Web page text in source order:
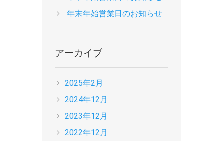
年末年始営業日のお知らせ
アーカイブ
2025年2月
2024年12月
2023年12月
2022年12月